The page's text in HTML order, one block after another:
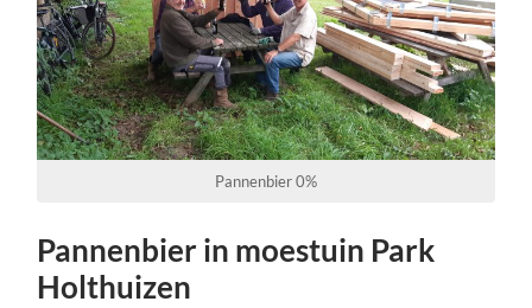
Pannenbier 0%
Pannenbier in moestuin Park
Holthuizen